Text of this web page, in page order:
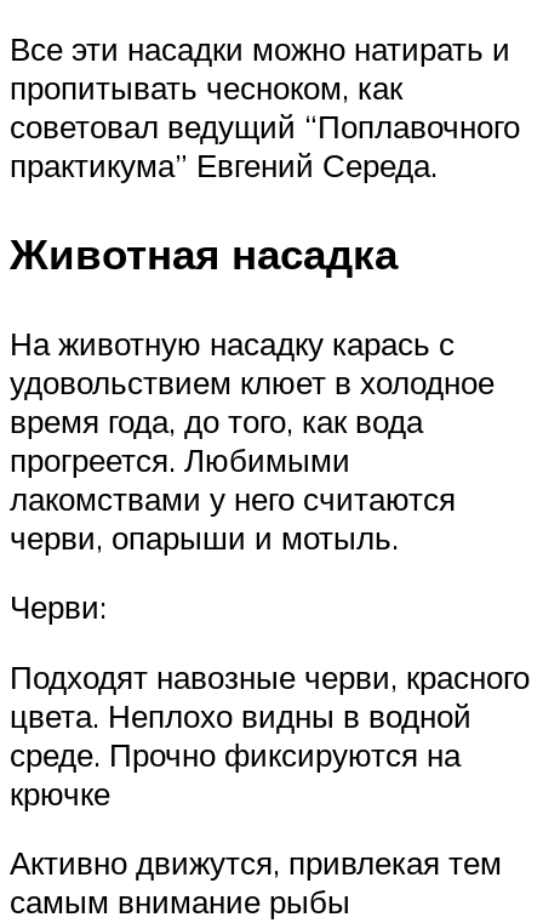
Все эти насадки можно натирать и
пропитывать чесноком, как
советовал ведущий “Поплавочного
практикума” Евгений Середа.
Животная насадка
На животную насадку карась с
удовольствием клюет в холодное
время года, до того, как вода
прогреется. Любимыми
лакомствами у него считаются
черви, опарыши и мотыль.
Черви:
Подходят навозные черви, красного
цвета. Неплохо видны в водной
среде. Прочно фиксируются на
крючке
Активно движутся, привлекая тем
самым внимание рыбы